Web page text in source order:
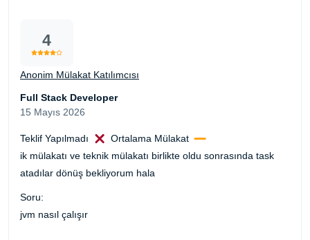
4
Anonim Mülakat Katılımcısı
Full Stack Developer
15 Mayıs 2026
Teklif Yapılmadı
Ortalama Mülakat
ik mülakatı ve teknik mülakatı birlikte oldu sonrasında task
atadılar dönüş bekliyorum hala
Soru:
jvm nasıl çalışır